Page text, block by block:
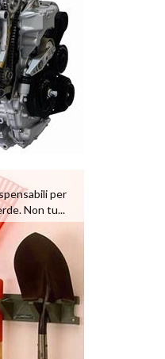
per
Non tu...